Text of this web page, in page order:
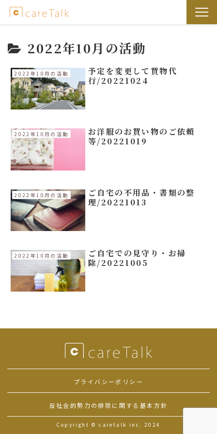
2022年10月の活動
2022年10月の活動
予定を変更して買物代
行/20221024
2022年10月の活動
お洋服のお買い物のご依頼
等/20221019
2022年10月の活動
ご自宅の不用品・書類の整
理/20221013
2022年10月の活動
ご自宅での見守り・お掃
除/20221005
プライバシーポリシー
反社会的勢力の排除に関する基本方針
Copyright © caretalk inc. 2024